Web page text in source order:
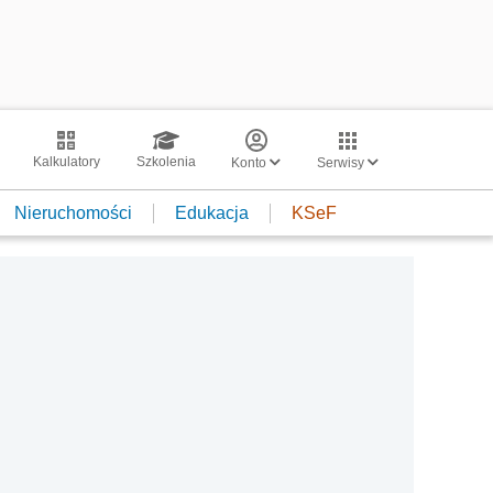
Kalkulatory Szkolenia Konto Serwisy
Nieruchomości Edukacja KSeF